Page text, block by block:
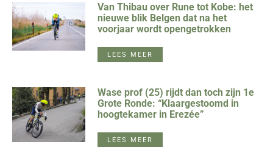
Van Thibau over Rune tot Kobe: het
nieuwe blik Belgen dat na het
voorjaar wordt opengetrokken
LEES MEER
Wase prof (25) rijdt dan toch zijn 1e
Grote Ronde: “Klaargestoomd in
hoogtekamer in Erezée”
LEES MEER